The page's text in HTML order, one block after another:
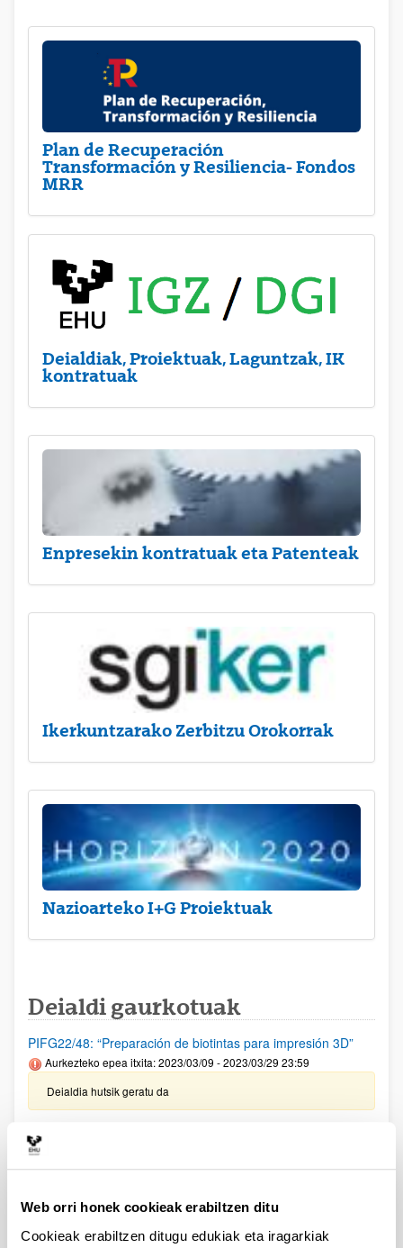
Web orri honek cookieak erabiltzen ditu
Cookieak erabiltzen ditugu edukiak eta iragarkiak
Plan de Recuperación
Transformación y Resiliencia- Fondos
MRR
Deialdiak, Proiektuak, Laguntzak, IK
kontratuak
Enpresekin kontratuak eta Patenteak
Ikerkuntzarako Zerbitzu Orokorrak
Nazioarteko I+G Proiektuak
Deialdi gaurkotuak
PIFG22/48: “Preparación de biotintas para impresión 3D”
Aurkezteko epea itxita: 2023/03/09 - 2023/03/29 23:59
Deialdia hutsik geratu da
Garapen Iraunkorrerako 2030 Agenda sustatzeko eta
ezartzeko jarduerak egiteko dirulaguntzak-2023
Aurkezteko epea itxita: 2023/04/03 - 2023/04/16
Ekonomia eta Gizarte Kontseiluaren Ikerketa Saria, XXII.
deialdia
Aurkezteko epea itxita: 2023/03/29 - 2023/05/28 00:00